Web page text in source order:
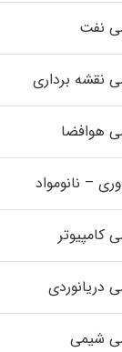
نفت
نقشه برداری
هوافضا
– نانومواد
کامپیوتر
دریانوردی
شیمی